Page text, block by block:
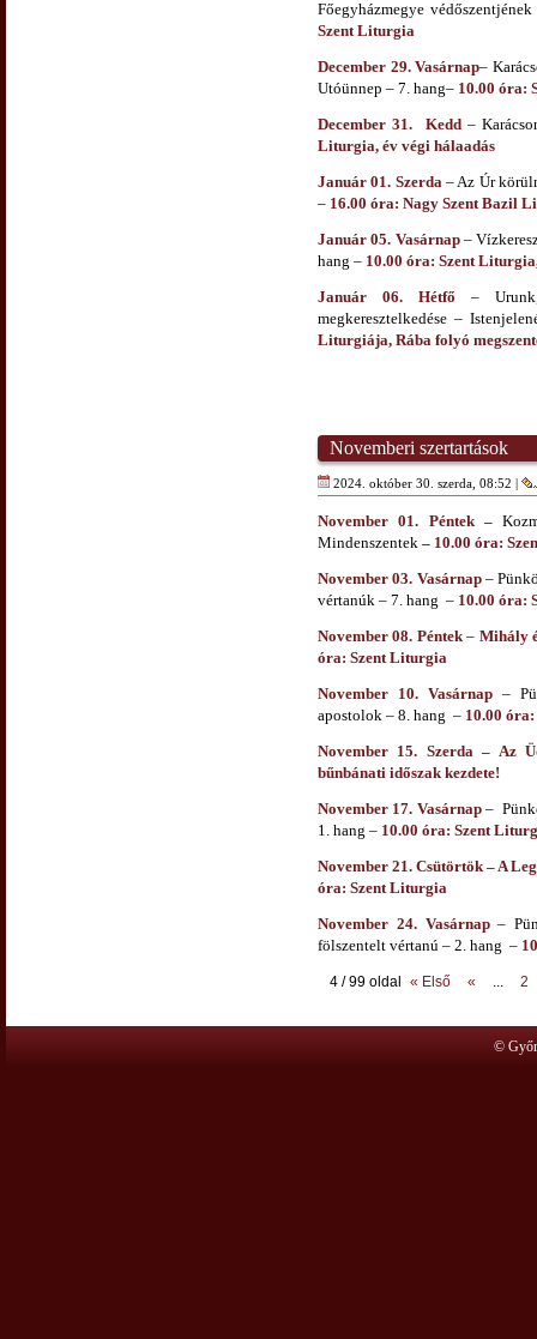
Főegyházmegye
Szent Liturgia
December 29. Vasárnap–
Utóünnep – 7. hang– 10.00 óra:
December 31. Kedd –
Liturgia, év végi hálaadás
Január 01. Szerda– Az Úr
– 16.00 óra: Nagy Szent Bazil
Január 05. Vasárnap–
hang – 10.00 óra: Szent
Január 06. Hétfő –
megkeresztelkedése –
Liturgiája, Rába folyó
Novemberi szertartások
2024. október 30. szerda, 08:52 |
November 01. Péntek –
Mindenszentek – 10.00 óra:
November 03. Vasárnap–
vértanúk – 7. hang – 10.00 óra:
November 08. Péntek– Mihály
óra: Szent Liturgia
November 10. Vasárnap –
apostolok – 8. hang – 10.00
November 15. Szerda – Az
bűnbánati időszak kezdete!
November 17. Vasárnap–
1. hang – 10.00 óra: Szent
November 21. Csütörtök –A
óra: Szent Liturgia
November 24. Vasárnap–
fölszentelt vértanú – 2. hang –
4 / 99 oldal « Első « ... 2
©